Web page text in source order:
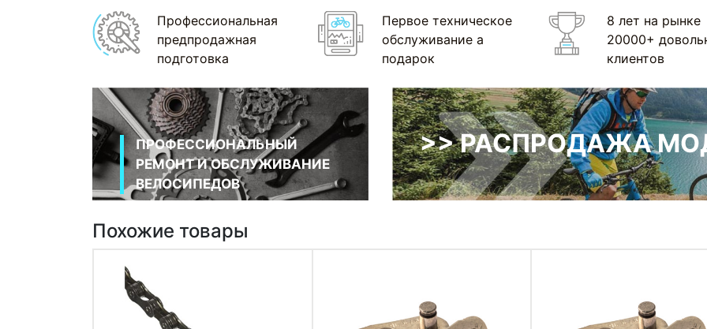
Профессиональная
предпродажная
подготовка
Первое техническое
обслуживание а
подарок
8 лет на рынке
20000+
клиентов
ПРОФЕССИОНАЛЬНЫЙ
РЕМОНТ И ОБСЛУЖИВАНИЕ
ВЕЛОСИПЕДОВ
>> РАСПРОДАЖА
Похожие товары